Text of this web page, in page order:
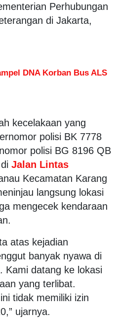
Perhubungan
di Jakarta,
DNA Korban Bus ALS
kecelakaan yang
polisi BK 7778
polisi BG 8196 QB
Jalan Lintas
Kecamatan Karang
langsung lokasi
mengecek kendaraan
atas kejadian
banyak nyawa di
Kami datang ke lokasi
yang terlibat.
tidak memiliki izin
ujarnya.